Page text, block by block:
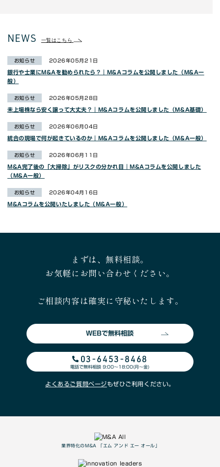
NEWS 一覧はこちら
お知らせ 2026年05月21日
銀行や士業にM&Aを勧められたら？｜M&Aコラムを公開しました（M&A一
般）
お知らせ 2026年05月28日
未上場株なら安く譲って大丈夫？｜M&Aコラムを公開しました（M&A基礎）
お知らせ 2026年06月04日
統合の現場で何が起きているのか｜M&Aコラムを公開しました（M&A一般）
お知らせ 2026年06月11日
M&A完了後の「大掃除」がリスクの分かれ目｜M&Aコラムを公開しました
（M&A一般）
お知らせ 2026年04月16日
M&Aコラムを公開いたしました（M&A一般）
まずは、無料相談。
お気軽にお問い合わせください。
ご相談内容は確実に守秘いたします。
WEBで無料相談
03-6453-8468
電話で無料相談 9:00〜18:00(月〜金)
よくあるご質問ページもぜひご利用ください。
業界特化のM&A 「エム アンド エー オール」